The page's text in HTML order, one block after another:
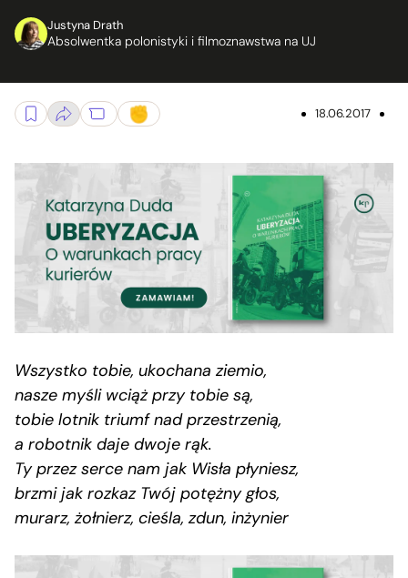
Justyna Drath
Absolwentka polonistyki i filmoznawstwa na UJ
18.06.2017
Wszystko tobie, ukochana ziemio,
nasze myśli wciąż przy tobie są,
tobie lotnik triumf nad przestrzenią,
a robotnik daje dwoje rąk.
Ty przez serce nam jak Wisła płyniesz,
brzmi jak rozkaz Twój potężny głos,
murarz, żołnierz, cieśla, zdun, inżynier